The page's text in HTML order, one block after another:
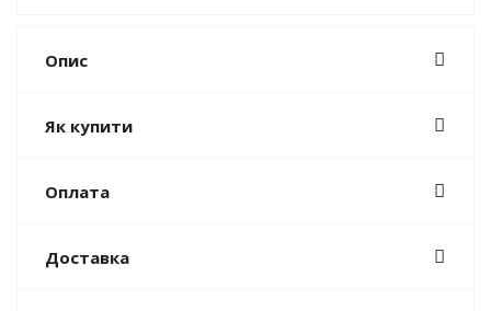
Опис
Як купити
Оплата
Доставка